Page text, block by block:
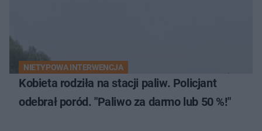
NIETYPOWA INTERWENCJA
Kobieta rodziła na stacji paliw. Policjant
odebrał poród. "Paliwo za darmo lub 50 %!"